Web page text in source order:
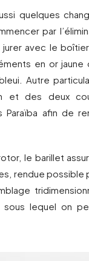
quelques
par
avec le
en or
Autre
et des deux
Paraïba afin de
le barillet
rendue possible
lequel on